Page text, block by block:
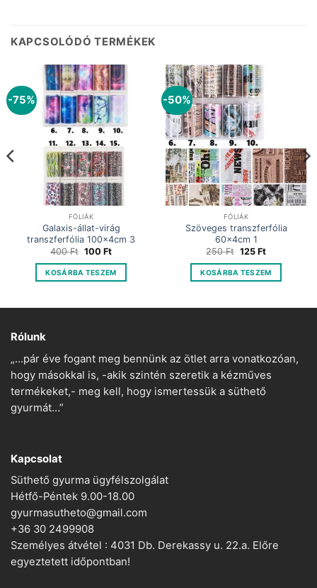
KAPCSOLÓDÓ TERMÉKEK
-75%
FÓLIÁK
Galaxis-állat-virág
transzferfólia 100x4cm 3
400Ft Original
was:
400 Ft.
100 FtCurrent
is:
100 Ft.
KOSÁRBA TESZEM
-50%
FÓLIÁK
Szöveges transzferfólia
60x4cm 1
250Ft Original
was:
250 Ft.
125 FtCurrent
is:
125 Ft.
KOSÁRBA TESZEM
Rólunk
„…pár éve fogant meg bennünk az ötlet arra vonatkozóan,
hogy másokkal is, -akik szintén szeretik a kézműves
termékeket,- meg kell, hogy ismertessük a süthető
gyurmát…”
Kapcsolat
Süthető gyurma ügyfélszolgálat
Hétfő-Péntek 9.00-18.00
gyurmasutheto@gmail.com
+36 30 2499908
Személyes átvétel : 4031 Db. Derekassy u. 22.a. Előre
egyeztetett időpontban!